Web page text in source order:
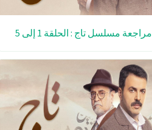
مراجعة مسلسل تاج : الحلقة 1 إلى 5